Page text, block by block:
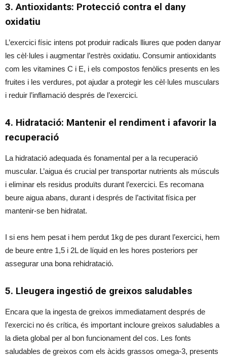
3. Antioxidants: Protecció contra el dany
oxidatiu
L’exercici físic intens pot produir radicals lliures que poden danyar
les cèl·lules i augmentar l’estrès oxidatiu. Consumir antioxidants
com les vitamines C i E, i els compostos fenòlics presents en les
fruites i les verdures, pot ajudar a protegir les cèl·lules musculars
i reduir l’inflamació després de l’exercici.
4. Hidratació: Mantenir el rendiment i afavorir la
recuperació
La hidratació adequada és fonamental per a la recuperació
muscular. L’aigua és crucial per transportar nutrients als músculs
i eliminar els residus produïts durant l’exercici. Es recomana
beure aigua abans, durant i després de l’activitat física per
mantenir-se ben hidratat.
I si ens hem pesat i hem perdut 1kg de pes durant l’exercici, hem
de beure entre 1,5 i 2L de líquid en les hores posteriors per
assegurar una bona rehidratació.
5. Lleugera ingestió de greixos saludables
Encara que la ingesta de greixos immediatament després de
l’exercici no és crítica, és important incloure greixos saludables a
la dieta global per al bon funcionament del cos. Les fonts
saludables de greixos com els àcids grassos omega-3, presents